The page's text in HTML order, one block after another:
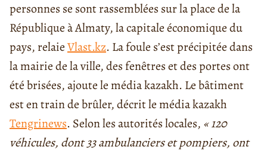
personnes se sont rassemblées sur la place de la
République à Almaty, la capitale économique du
pays, relaieVlast.kz. La foule s’est précipitée dans
la mairie de la ville, des fenêtres et des portes ont
été brisées, ajoute le média kazakh. Le bâtiment
est en train de brûler, décrit le média kazakh
Tengrinews. Selon les autorités locales, « 120
véhicules, dont 33 ambulanciers et pompiers, ont